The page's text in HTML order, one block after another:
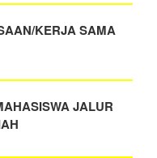
KERJA SAMA
JALUR